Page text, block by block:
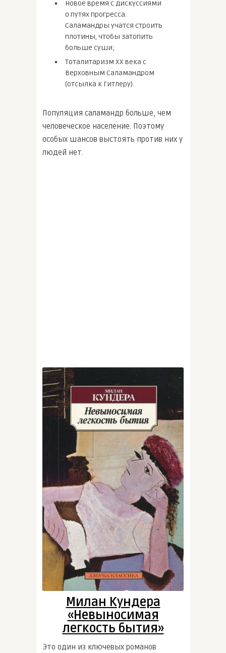
Новое время с дискуссиями
о путях прогресса.
Саламандры учатся строить
плотины, чтобы затопить
больше суши;
Тоталитаризм ХХ века с
Верховным Саламандром
(отсылка к Гитлеру).
Популяция саламандр больше, чем
человеческое население. Поэтому
особых шансов выстоять против них у
людей нет.
Милан Кундера
«Невыносимая
легкость бытия»
Это один из ключевых романов